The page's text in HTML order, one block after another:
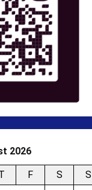
2026
F S
S